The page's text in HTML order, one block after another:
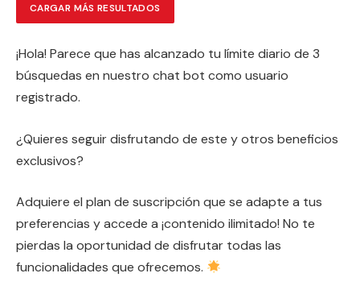
CARGAR MÁS RESULTADOS
¡Hola! Parece que has alcanzado tu límite diario de 3
búsquedas en nuestro chat bot como usuario
registrado.
¿Quieres seguir disfrutando de este y otros beneficios
exclusivos?
Adquiere el plan de suscripción que se adapte a tus
preferencias y accede a ¡contenido ilimitado! No te
pierdas la oportunidad de disfrutar todas las
funcionalidades que ofrecemos.